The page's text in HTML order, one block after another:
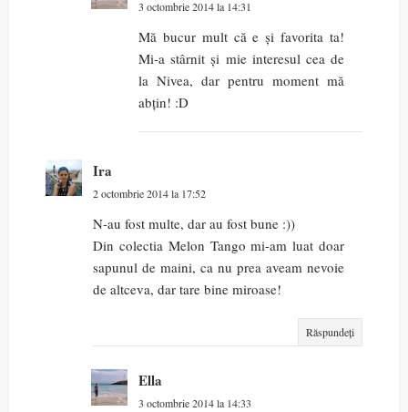
3 octombrie 2014 la 14:31
Mă bucur mult că e și favorita ta!
Mi-a stârnit și mie interesul cea de
la Nivea, dar pentru moment mă
abțin! :D
Ira
2 octombrie 2014 la 17:52
N-au fost multe, dar au fost bune :))
Din colectia Melon Tango mi-am luat doar
sapunul de maini, ca nu prea aveam nevoie
de altceva, dar tare bine miroase!
Răspundeți
Ella
3 octombrie 2014 la 14:33